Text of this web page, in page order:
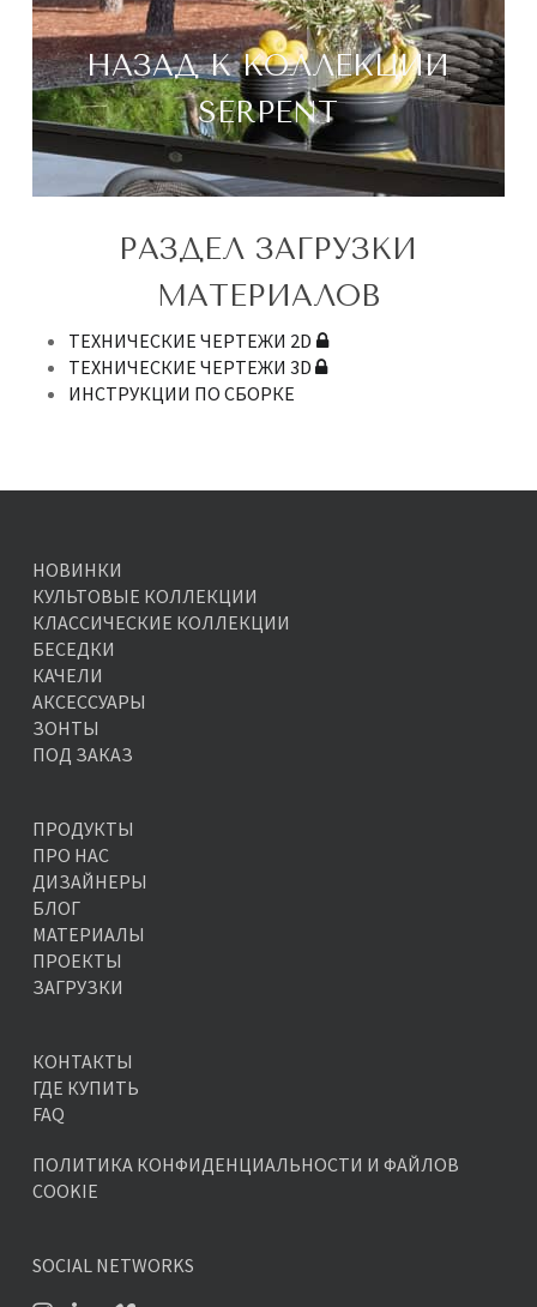
НАЗАД К КОЛЛЕКЦИИ
SERPENT
РАЗДЕЛ ЗАГРУЗКИ
МАТЕРИАЛОВ
ТЕХНИЧЕСКИЕ ЧЕРТЕЖИ 2D
ТЕХНИЧЕСКИЕ ЧЕРТЕЖИ 3D
ИНСТРУКЦИИ ПО СБОРКЕ
НОВИНКИ
КУЛЬТОВЫЕ КОЛЛЕКЦИИ
КЛАССИЧЕСКИЕ КОЛЛЕКЦИИ
БЕСЕДКИ
КАЧЕЛИ
АКСЕССУАРЫ
ЗОНТЫ
ПОД ЗАКАЗ
ПРОДУКТЫ
ПРО НАС
ДИЗАЙНЕРЫ
БЛОГ
МАТЕРИАЛЫ
ПРОЕКТЫ
ЗАГРУЗКИ
КОНТАКТЫ
ГДЕ КУПИТЬ
FAQ
ПОЛИТИКА КОНФИДЕНЦИАЛЬНОСТИ И ФАЙЛОВ
COOKIE
SOCIAL NETWORKS